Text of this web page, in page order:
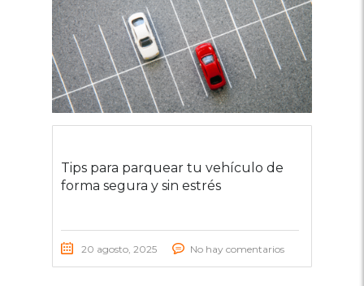
Tips para parquear tu vehículo de
forma segura y sin estrés
20 agosto, 2025 No hay comentarios